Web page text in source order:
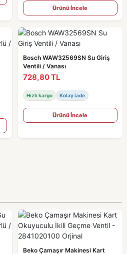
Ürünü İncele
Bosch WAW32569SN Su Giriş
Ventili / Vanası
728,80 TL
Hızlı kargo Kolay iade
Ürünü İncele
Beko Çamaşır Makinesi Kart